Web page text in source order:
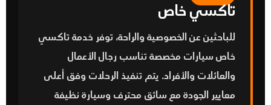
تاكسي خاص
للباحثين عن الخصوصية والراحة، توفر خدمةتاكسي
خاصسيارات مخصصة تناسب رجال الأعمال
والعائلات والأفراد. يتم تنفيذ الرحلات وفق أعلى
معايير الجودة مع سائق محترف وسيارة نظيفة